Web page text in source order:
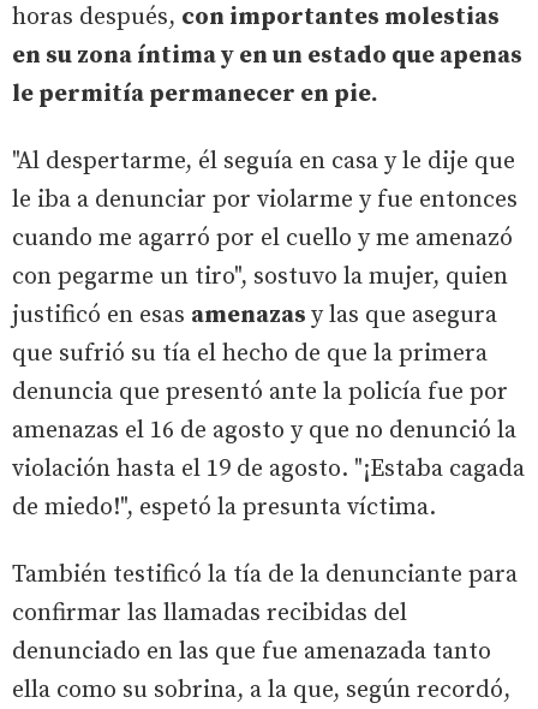
horas después, con importantes molestias
en su zona íntima y en un estado que apenas
le permitía permanecer en pie.
"Al despertarme, él seguía en casa y le dije que
le iba a denunciar por violarme y fue entonces
cuando me agarró por el cuello y me amenazó
con pegarme un tiro", sostuvo la mujer, quien
justificó en esas amenazas y las que asegura
que sufrió su tía el hecho de que la primera
denuncia que presentó ante la policía fue por
amenazas el 16 de agosto y que no denunció la
violación hasta el 19 de agosto. "¡Estaba cagada
de miedo!", espetó la presunta víctima.
También testificó la tía de la denunciante para
confirmar las llamadas recibidas del
denunciado en las que fue amenazada tanto
ella como su sobrina, a la que, según recordó,